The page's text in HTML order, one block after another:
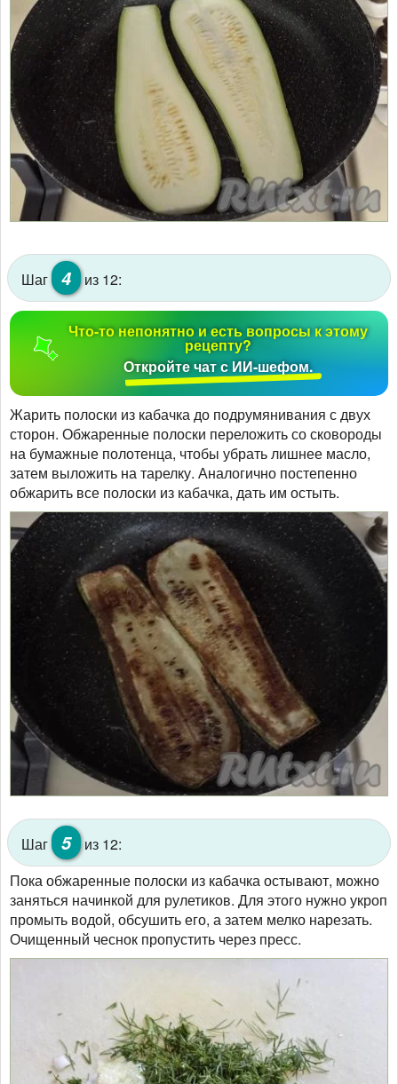
Шаг 4 из 12:
Что-то непонятно и есть вопросы к этому
рецепту?
Откройте чат с ИИ-шефом.
Жарить полоски из кабачка до подрумянивания с двух
сторон. Обжаренные полоски переложить со сковороды
на бумажные полотенца, чтобы убрать лишнее масло,
затем выложить на тарелку. Аналогично постепенно
обжарить все полоски из кабачка, дать им остыть.
Шаг 5
из 12:
Пока обжаренные полоски из кабачка остывают, можно
заняться начинкой для рулетиков. Для этого нужно укроп
промыть водой, обсушить его, а затем мелко нарезать.
Очищенный чеснок пропустить через пресс.